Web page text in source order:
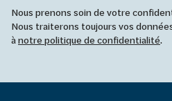
Nous prenons soin de votre
Nous traiterons toujours vos
ànotre politique de confidentialité.